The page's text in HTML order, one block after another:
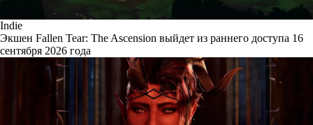
Indie
Экшен Fallen Tear: The Ascension выйдет из раннего доступа 16
сентября 2026 года